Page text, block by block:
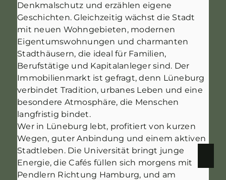
Denkmalschutz und erzählen eigene
Geschichten. Gleichzeitig wächst die Stadt
mit neuen Wohngebieten, modernen
Eigentumswohnungen und charmanten
Stadthäusern, die ideal für Familien,
Berufstätige und Kapitalanleger sind. Der
Immobilienmarkt ist gefragt, denn Lüneburg
verbindet Tradition, urbanes Leben und eine
besondere Atmosphäre, die Menschen
langfristig bindet.
Wer in Lüneburg lebt, profitiert von kurzen
Wegen, guter Anbindung und einem aktiven
Stadtleben. Die Universität bringt junge
Energie, die Cafés füllen sich morgens mit
Pendlern Richtung Hamburg, und am